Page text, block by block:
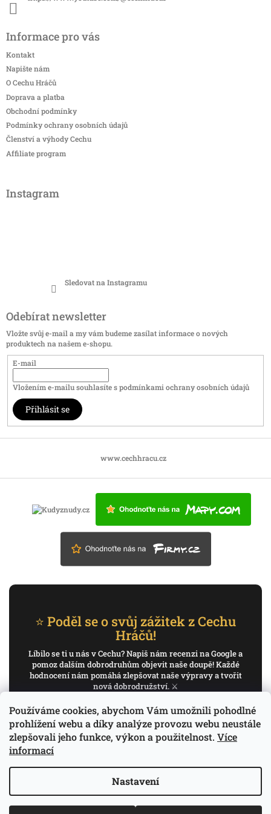
Používáme cookies, abychom Vám umožnili pohodlné
prohlížení webu a díky analýze provozu webu neustále
zlepšovali jeho funkce, výkon a použitelnost. Více
informací
Nastavení
Informace pro vás
Kontakt
Napište nám
O Cechu Hráčů
Doprava a platba
Obchodní podmínky
Podmínky ochrany osobních údajů
Členství a výhody Cechu
Affiliate program
Instagram
Sledovat na Instagramu
Odebírat newsletter
Vložte svůj e-mail a my vám budeme zasílat informace o nových
produktech na našem e-shopu.
E-mail
Vložením e-mailu souhlasíte spodmínkami ochrany osobních údajů
Přihlásit se
www.cechhracu.cz
⭐ Poděl se o svůj zážitek z Cechu
Hráčů!
Líbilo se ti u nás v Cechu? Napiš nám recenzi na Google a
pomoz dalším dobrodruhům objevit naše doupě! Každé
hodnocení nám pomáhá zlepšovat naše výpravy a tvořit
nová dobrodružství. ⚔️
✍️ Napiš recenzi na Google
Děkujeme, že pomáháš psát příběh Cechu Hráčů.